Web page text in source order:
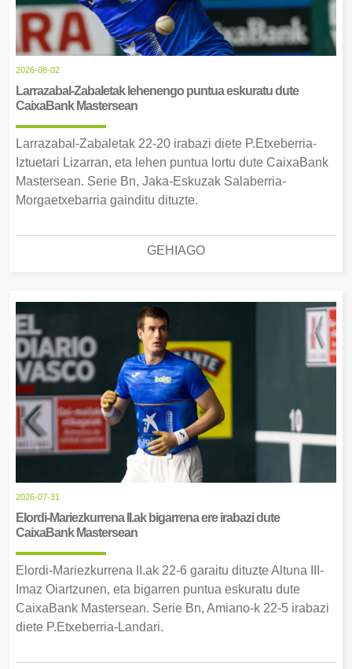
2026-08-02
Larrazabal-Zabaletak lehenengo puntua eskuratu dute
CaixaBank Mastersean
Larrazabal-Zabaletak 22-20 irabazi diete P.Etxeberria-
Iztuetari Lizarran, eta lehen puntua lortu dute CaixaBank
Mastersean. Serie Bn, Jaka-Eskuzak Salaberria-
Morgaetxebarria gainditu dituzte.
GEHIAGO
2026-07-31
Elordi-Mariezkurrena II.ak bigarrena ere irabazi dute
CaixaBank Mastersean
Elordi-Mariezkurrena II.ak 22-6 garaitu dituzte Altuna III-
Imaz Oiartzunen, eta bigarren puntua eskuratu dute
CaixaBank Mastersean. Serie Bn, Amiano-k 22-5 irabazi
diete P.Etxeberria-Landari.